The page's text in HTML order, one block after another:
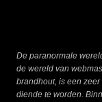
De paranormale
de wereld van
brandhout, is een
diende te worden.